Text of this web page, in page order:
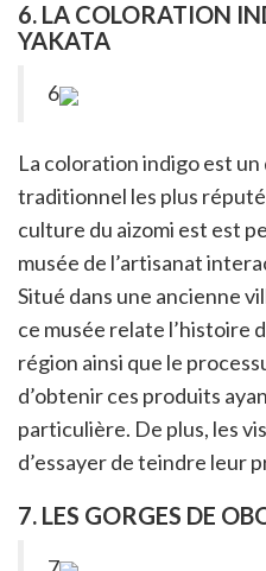
6. LA COLORATION
YAKATA
6
La coloration indigo est
traditionnel les plus
culture du aizomi est est
musée de l’artisanat
Situé dans une ancienne
ce musée relate l’histoire
région ainsi que le
d’obtenir ces produits
particulière. De plus, les
d’essayer de teindre leur
7. LES GORGES DE